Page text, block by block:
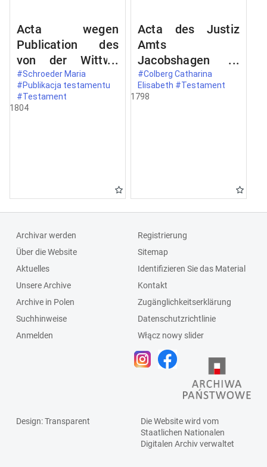
Acta wegen
Publication des
von der Wittwe
Talken geborene
Maria Schroeder
zu Zachan
#Schroeder Maria
#Publikacja testamentu
#Testament
1804
Acta des Justiz
Amts
Jacobshagen
[Dobrzany]
betreffend das
#Colberg Catharina
Elisabeth #Testament
1798
Archivar werden
Über die Website
Aktuelles
Unsere Archive
Archive in Polen
Suchhinweise
Anmelden
Registrierung
Sitemap
Identifizieren Sie das Material
Kontakt
Zugänglichkeitserklärung
Datenschutzrichtlinie
Włącz nowy slider
Design: Transparent
Die Website wird vom
Staatlichen Nationalen
Digitalen Archivverwaltet